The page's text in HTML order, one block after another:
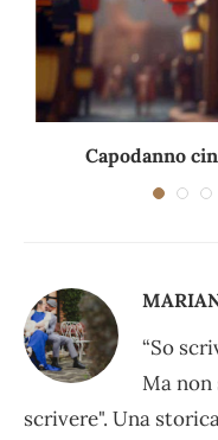
Capodanno
“So
Ma non
scrivere". Una